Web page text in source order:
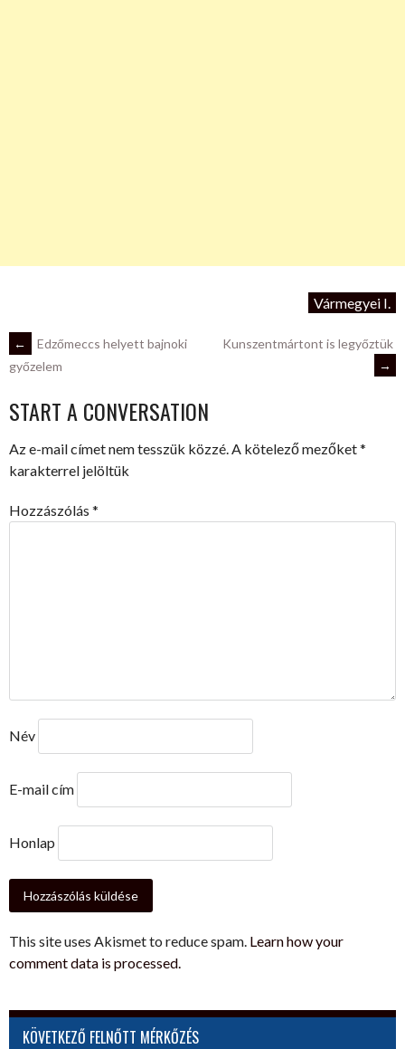
Vármegyei I.
POST
NAVIGATION
←
Edzőmeccs helyett bajnoki
győzelem
Kunszentmártont is legyőztük
→
START A CONVERSATION
Az e-mail címet nem tesszük közzé. A kötelező mezőket*
karakterrel jelöltük
Hozzászólás *
Név
E-mail cím
Honlap
This site uses Akismet to reduce spam. Learn how your
comment data is processed.
KÖVETKEZŐ FELNŐTT MÉRKŐZÉS